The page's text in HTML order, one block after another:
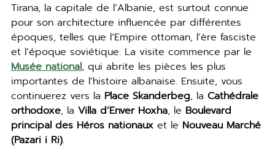
Tirana, la capitale de l’Albanie, est surtout connue
pour son architecture influencée par différentes
époques, telles que l’Empire ottoman, l’ère fasciste
et l’époque soviétique. La visite commence par le
Musée national, qui abrite les pièces les plus
importantes de l’histoire albanaise. Ensuite, vous
continuerez vers la Place Skanderbeg, la Cathédrale
orthodoxe, la Villa d’Enver Hoxha, le Boulevard
principal des Héros nationauxet le Nouveau Marché
(Pazari i Ri).